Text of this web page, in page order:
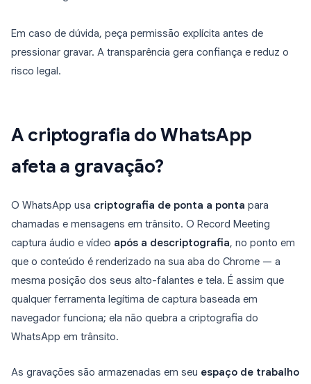
Em caso de dúvida, peça permissão explícita antes de
pressionar gravar. A transparência gera confiança e reduz o
risco legal.
A criptografia do WhatsApp
afeta a gravação?
O WhatsApp usa criptografia de ponta a ponta para
chamadas e mensagens em trânsito. O Record Meeting
captura áudio e vídeo após a descriptografia, no ponto em
que o conteúdo é renderizado na sua aba do Chrome — a
mesma posição dos seus alto-falantes e tela. É assim que
qualquer ferramenta legítima de captura baseada em
navegador funciona; ela não quebra a criptografia do
WhatsApp em trânsito.
As gravações são armazenadas em seu espaço de trabalho